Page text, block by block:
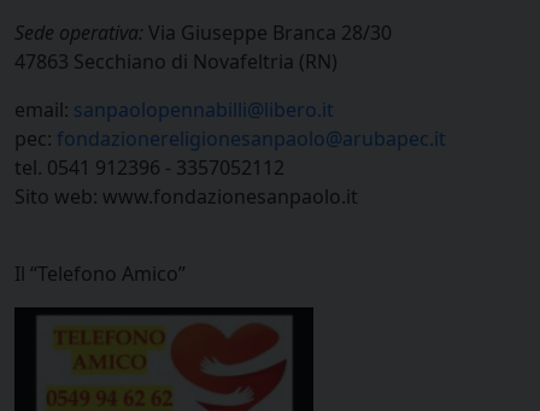
Sede operativa: Via Giuseppe Branca 28/30
47863 Secchiano di Novafeltria (RN)
email: sanpaolopennabilli@libero.it
pec: fondazionereligionesanpaolo@arubapec.it
tel. 0541 912396 - 3357052112
Sito web: www.fondazionesanpaolo.it
Il “Telefono Amico”